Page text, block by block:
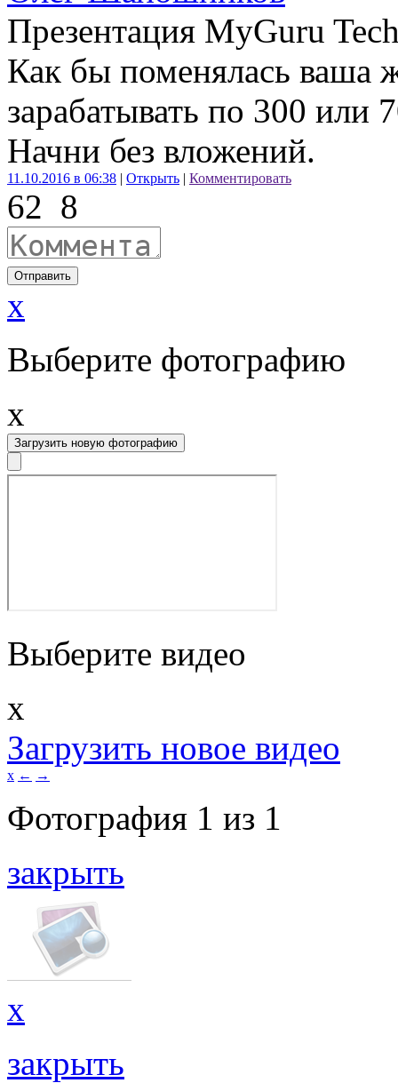
Презентация MyGuru
Как бы поменялась ваша
зарабатывать по 300 или
Начни без вложений.
11.10.2016 в 06:38 | Открыть | Комментировать
62 8
Отправить
x
Выберите фотографию
x
Загрузить новую фотографию
Выберите видео
x
Загрузить новое видео
x ← →
Фотография 1 из 1
закрыть
x
закрыть